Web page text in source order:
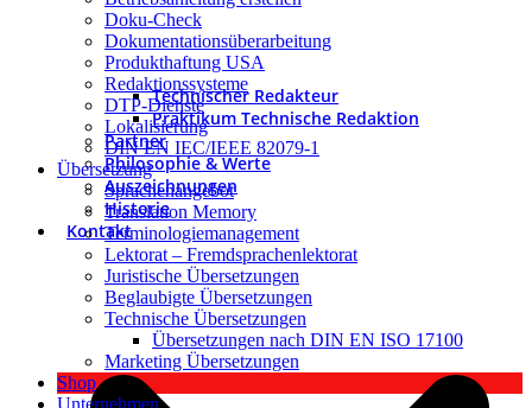
Technischer Redakteur
Praktikum Technische Redaktion
Partner
Philosophie & Werte
Auszeichnungen
Historie
Kontakt
Doku-Check
Dokumentationsüberarbeitung
Produkthaftung USA
Redaktionssysteme
DTP-Dienste
Lokalisierung
DIN EN IEC/IEEE 82079-1
Übersetzung
Sprachenangebot
Translation Memory
Terminologiemanagement
Lektorat – Fremdsprachenlektorat
Juristische Übersetzungen
Beglaubigte Übersetzungen
Technische Übersetzungen
Übersetzungen nach DIN EN ISO 17100
Marketing Übersetzungen
Shop